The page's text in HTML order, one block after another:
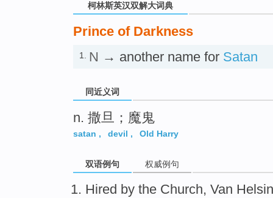
柯林斯英汉双解大词典
Prince of Darkness
1. N → another name for Satan
同近义词
n. 撒旦；魔鬼
satan , devil , Old Harry
双语例句 权威例句
Hired by the Church, Van